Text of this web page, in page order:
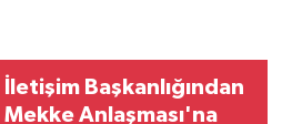
İletişim Başkanlığından
Mekke Anlaşması'na